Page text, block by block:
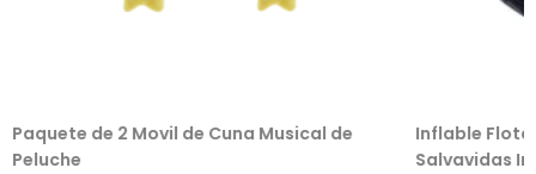
Paquete de 2 Movil de Cuna Musical de
Peluche
Inflable
Salvavidas